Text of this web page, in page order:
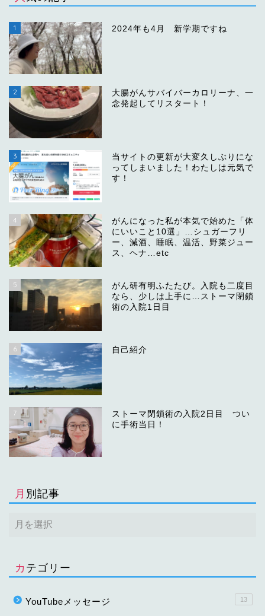
1 2024年も4月 新学期ですね
2
大腸がんサバイバーカロリーナ、一
念発起してリスタート！
3
当サイトの更新が大変久しぶりにな
ってしまいました！わたしは元気で
す！
4
がんになった私が本気で始めた「体
にいいこと10選」…シュガーフリ
ー、減酒、睡眠、温活、野菜ジュー
ス、ヘナ…etc
5
がん研有明ふたたび。入院も二度目
なら、少しは上手に…ストーマ閉鎖
術の入院1日目
6 自己紹介
7
ストーマ閉鎖術の入院2日目 つい
に手術当日！
月別記事
カテゴリー
YouTubeメッセージ 13